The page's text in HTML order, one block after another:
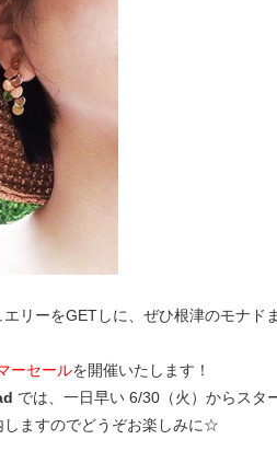
リーをGETしに、ぜひ根津のモナド
ーセールを開催いたします！
では、一日早い 6/30（火）からスタ
ますのでどうぞお楽しみに☆